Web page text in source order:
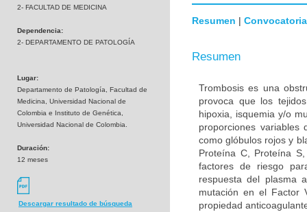
2- FACULTAD DE MEDICINA
Dependencia:
2- DEPARTAMENTO DE PATOLOGÍA
Lugar:
Departamento de Patología, Facultad de
Medicina, Universidad Nacional de
Colombia e Instituto de Genética,
Universidad Nacional de Colombia.
Duración:
12 meses
Descargar resultado de búsqueda
Resumen | Convocatoria
Resumen
Trombosis es una
provoca que los
hipoxia, isquemia y/o
proporciones variables
como glóbulos rojos y
Proteína C, Proteína
factores de riesgo
respuesta del plasma
mutación en el Factor
propiedad